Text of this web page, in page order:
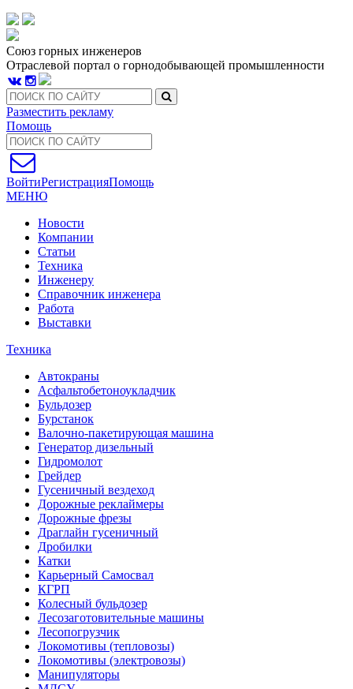
Союз горных инженеров
Отраслевой портал о горнодобывающей промышленности
Разместить рекламу
Помощь
ВойтиРегистрацияПомощь
МЕНЮ
Новости
Компании
Статьи
Техника
Инженеру
Справочник инженера
Работа
Выставки
Техника
Автокраны
Асфальтобетоноукладчик
Бульдозер
Бурстанок
Валочно-пакетирующая машина
Генератор дизельный
Гидромолот
Грейдер
Гусеничный вездеход
Дорожные реклаймеры
Дорожные фрезы
Драглайн гусеничный
Дробилки
Катки
Карьерный Самосвал
КГРП
Колесный бульдозер
Лесозаготовительные машины
Лесопогрузчик
Локомотивы (тепловозы)
Локомотивы (электровозы)
Манипуляторы